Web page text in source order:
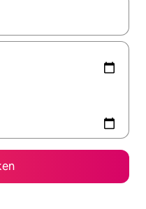
zijn, maak je een keuze